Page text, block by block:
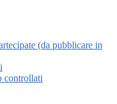
(da pubblicare in
controllati